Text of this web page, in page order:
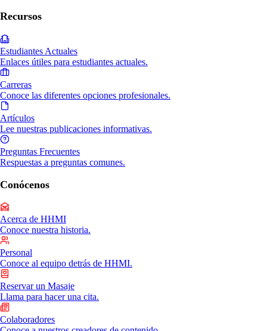
Recursos
Estudiantes Actuales
Enlaces útiles para estudiantes actuales.
Carreras
Conoce las diferentes opciones profesionales.
Artículos
Lee nuestras publicaciones informativas.
Preguntas Frecuentes
Respuestas a preguntas comunes.
Conócenos
Acerca de HHMI
Conoce nuestra historia.
Personal
Conoce al equipo detrás de HHMI.
Reservar un Masaje
Llama para hacer una cita.
Colaboradores